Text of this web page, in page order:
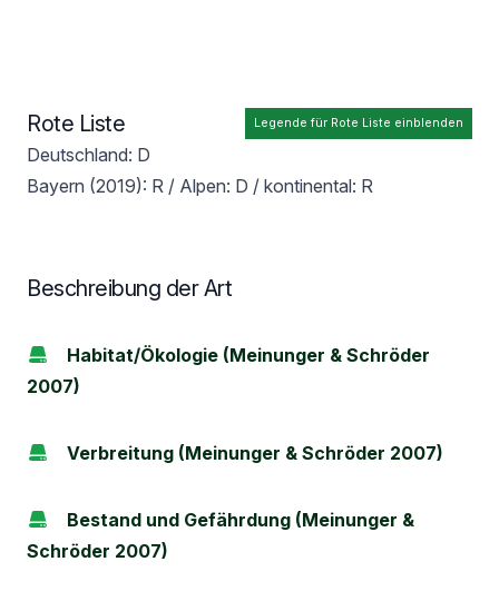
Legende für Rote Liste einblenden
Rote Liste
Deutschland: D
Bayern (2019): R / Alpen: D / kontinental: R
Beschreibung der Art
Habitat/Ökologie (Meinunger & Schröder
2007)
Verbreitung (Meinunger & Schröder 2007)
Bestand und Gefährdung (Meinunger &
Schröder 2007)